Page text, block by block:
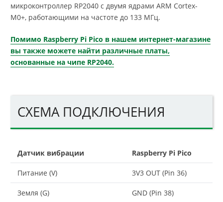
микроконтроллер RP2040 с двумя ядрами ARM Cortex-
M0+, работающими на частоте до 133 МГц.
Помимо Raspberry Pi Pico в нашем интернет-магазине
вы также можете найти различные платы,
основанные на чипе RP2040.
СХЕМА ПОДКЛЮЧЕНИЯ
Датчик вибрации Raspberry Pi Pico
Питание (V) 3V3 OUT (Pin 36)
Земля (G) GND (Pin 38)